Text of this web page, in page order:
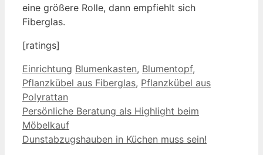
eine größere Rolle, dann empfiehlt sich
Fiberglas.
[ratings]
Kategorien
Einrichtung Schlagwörter
Blumenkasten, Blumentopf,
Pflanzkübel aus Fiberglas, Pflanzkübel aus
Polyrattan
Persönliche Beratung als Highlight beim
Möbelkauf
Dunstabzugshauben in Küchen muss sein!